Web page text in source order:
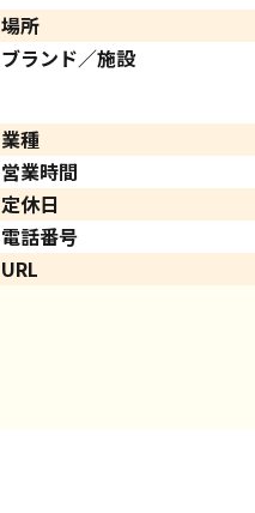
場所
ブランド／施設
業種
営業時間
定休日
電話番号
URL